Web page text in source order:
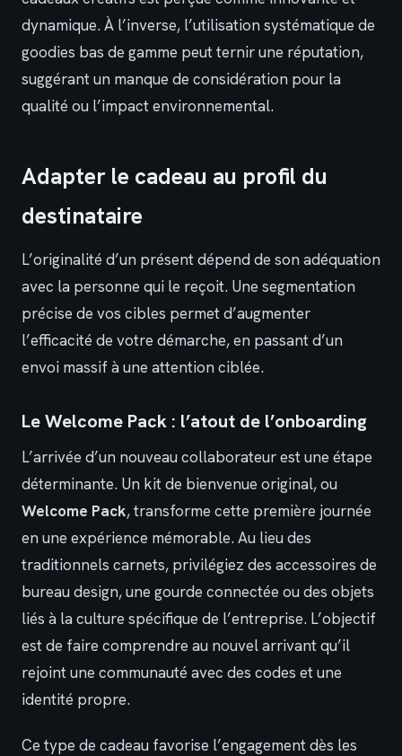
dynamique. À l’inverse, l’utilisation systématique de
goodies bas de gamme peut ternir une réputation,
suggérant un manque de considération pour la
qualité ou l’impact environnemental.
Adapter le cadeau au profil du
destinataire
L’originalité d’un présent dépend de son adéquation
avec la personne qui le reçoit. Une segmentation
précise de vos cibles permet d’augmenter
l’efficacité de votre démarche, en passant d’un
envoi massif à une attention ciblée.
Le Welcome Pack : l’atout de l’onboarding
L’arrivée d’un nouveau collaborateur est une étape
déterminante. Un kit de bienvenue original, ou
Welcome Pack, transforme cette première journée
en une expérience mémorable. Au lieu des
traditionnels carnets, privilégiez des accessoires de
bureau design, une gourde connectée ou des objets
liés à la culture spécifique de l’entreprise. L’objectif
est de faire comprendre au nouvel arrivant qu’il
rejoint une communauté avec des codes et une
identité propre.
Ce type de cadeau favorise l’engagement dès les